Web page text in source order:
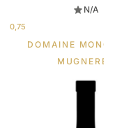
N/A
0,75
DOMAINE
MUGNERET